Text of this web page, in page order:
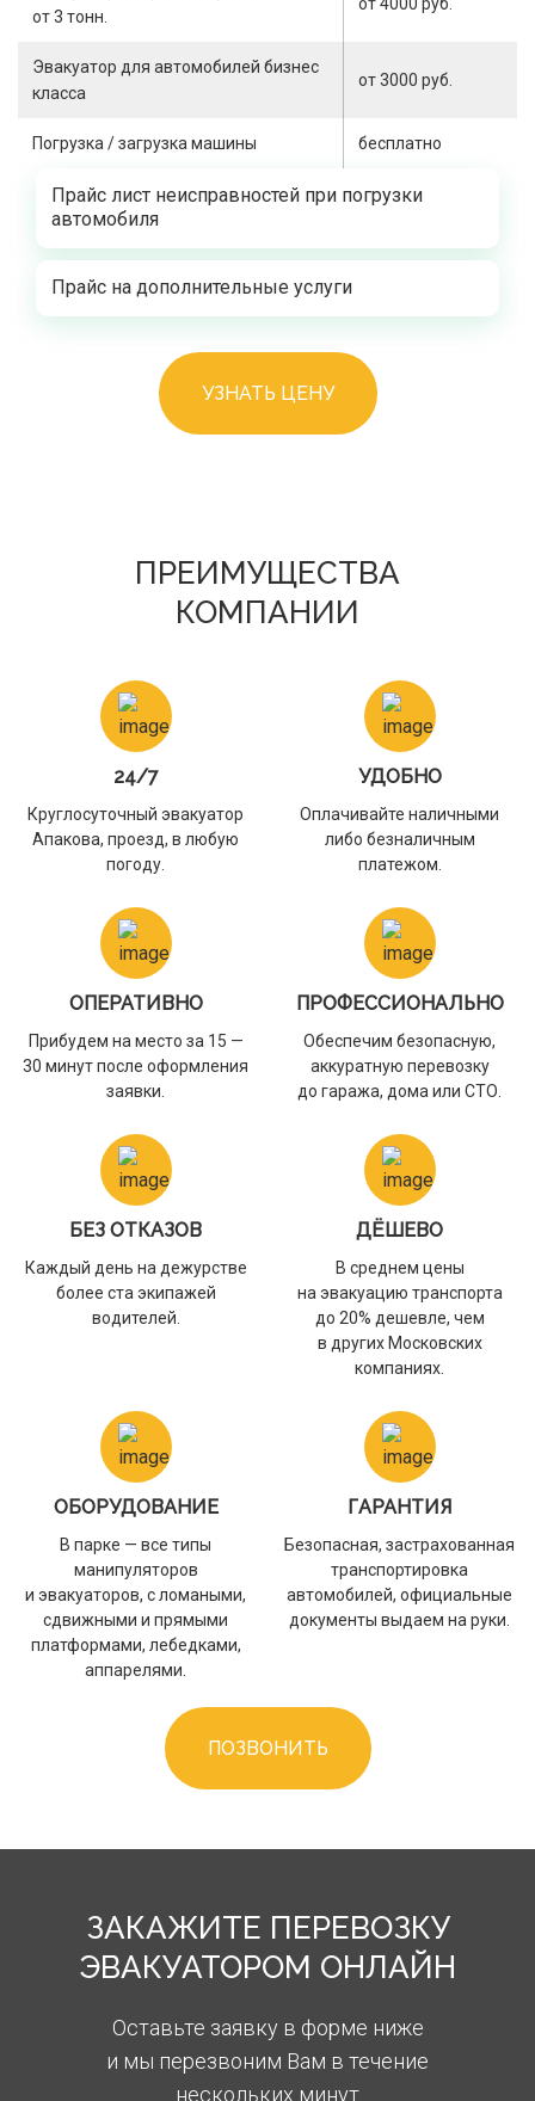
от 3 тонн.
от 4000 руб.
Эвакуатор для автомобилей бизнес
класса
от 3000 руб.
Погрузка / загрузка машины бесплатно
Прайс лист неисправностей при погрузки
автомобиля
Прайс на дополнительные услуги
УЗНАТЬ ЦЕНУ
ПРЕИМУЩЕСТВА
КОМПАНИИ
24/7
Круглосуточный эвакуатор
Апакова, проезд, в любую
погоду.
УДОБНО
Оплачивайте наличными
либо безналичным
платежом.
ОПЕРАТИВНО
Прибудем на место за 15 —
30 минут после оформления
заявки.
ПРОФЕССИОНАЛЬНО
Обеспечим безопасную,
аккуратную перевозку
до гаража, дома или СТО.
БЕЗ ОТКАЗОВ
Каждый день на дежурстве
более ста экипажей
водителей.
ДЁШЕВО
В среднем цены
на эвакуацию транспорта
до 20% дешевле, чем
в других Московских
компаниях.
ОБОРУДОВАНИЕ
В парке — все типы
манипуляторов
и эвакуаторов, с ломаными,
сдвижными и прямыми
платформами, лебедками,
аппарелями.
ГАРАНТИЯ
Безопасная, застрахованная
транспортировка
автомобилей, официальные
документы выдаем на руки.
ПОЗВОНИТЬ
ЗАКАЖИТЕ ПЕРЕВОЗКУ
ЭВАКУАТОРОМ ОНЛАЙН
Оставьте заявку в форме ниже
и мы перезвоним Вам в течение
нескольких минут